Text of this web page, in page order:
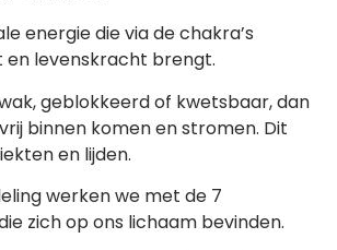
energie die via de chakra’s
levenskracht brengt.
geblokkeerd of kwetsbaar, dan
binnen komen en stromen. Dit
en lijden.
werken we met de 7
zich op ons lichaam bevinden.